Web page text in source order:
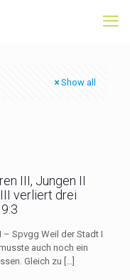
Show all
III, Jungen II
verliert drei
– Spvgg Weil der Stadt I
auch noch ein
Gleich zu […]